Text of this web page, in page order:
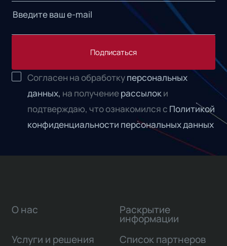
Подписаться
Согласен на обработкуперсональных
данных, на получениерассылоки
подтверждаю, что ознакомился с Политикой
конфиденциальности персональных данных
О нас
Услуги и решения
Раскрытие
информации
Список партнеров